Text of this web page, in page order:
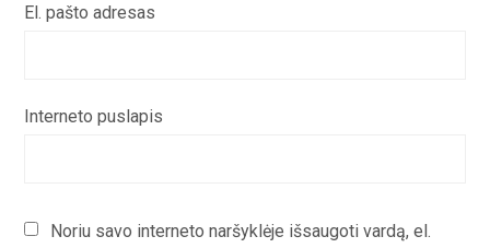
El. pašto adresas
Interneto puslapis
Noriu savo interneto naršyklėje išsaugoti vardą, el.